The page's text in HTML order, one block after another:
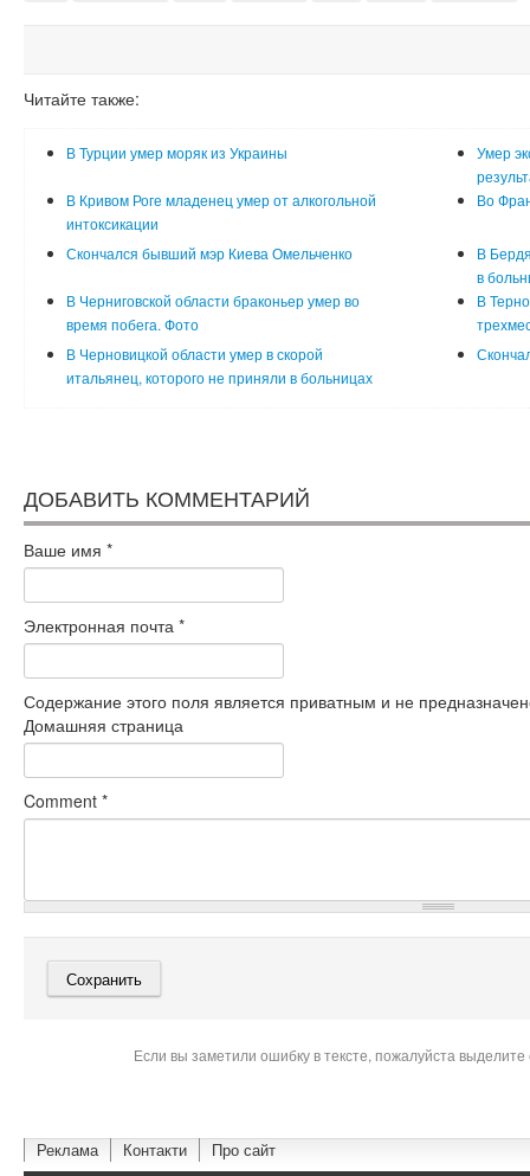
Читайте также:
В Турции умер моряк из Украины
Умер
В Кривом Роге младенец умер от алкогольной
интоксикации
Во
Скончался бывший мэр Киева Омельченко
В
в
В Черниговской области браконьер умер во
время побега. Фото
В
В Черновицкой области умер в скорой
итальянец, которого не приняли в больницах
ДОБАВИТЬ КОММЕНТАРИЙ
Ваше имя *
Электронная почта *
Содержание этого поля является приватным и не
Домашняя страница
Comment *
Если вы заметили ошибку в тексте, пожалуйста
Реклама Контакти Про сайт